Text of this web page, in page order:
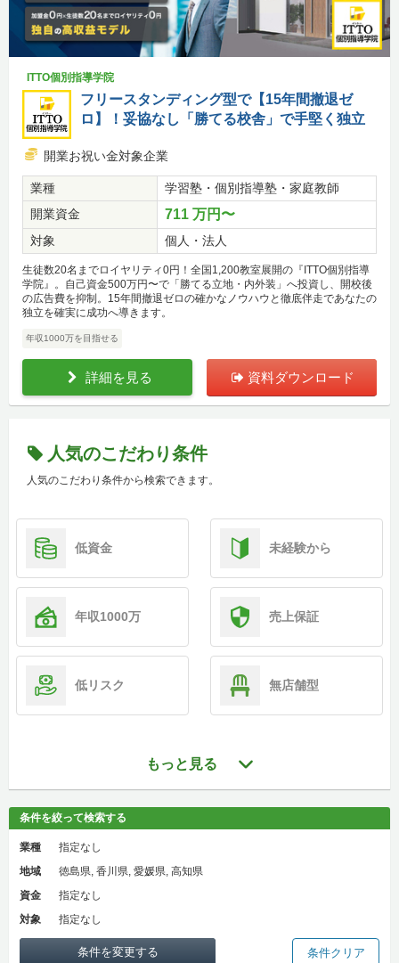
ITTO個別指導学院
フリースタンディング型で【15年間撤退ゼ
ロ】！妥協なし「勝てる校舎」で手堅く独立
開業お祝い金対象企業
業種
学習塾・個別指導塾・家庭教師
開業資金
711 万円〜
対象 個人・法人
生徒数20名までロイヤリティ0円！全国1,200教室展開の『ITTO個別指導
学院』。自己資金500万円〜で「勝てる立地・内外装」へ投資し、開校後
の広告費を抑制。15年間撤退ゼロの確かなノウハウと徹底伴走であなたの
独立を確実に成功へ導きます。
年収1000万を目指せる
詳細を見る 資料ダウンロード
人気のこだわり条件
人気のこだわり条件から検索できます。
低資金 未経験から
年収1000万 売上保証
低リスク 無店舗型
もっと見る
条件を絞って検索する
業種
指定なし
地域
徳島県, 香川県, 愛媛県, 高知県
資金
指定なし
対象
指定なし
条件を変更する 条件クリア